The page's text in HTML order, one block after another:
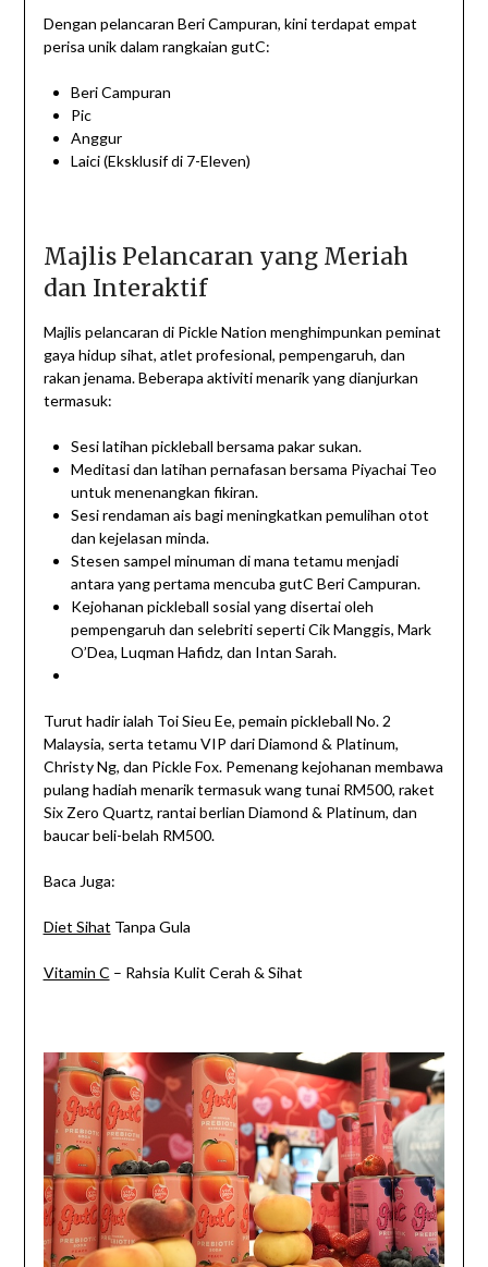
Dengan pelancaran Beri Campuran, kini terdapat empat
perisa unik dalam rangkaian gutC:
Beri Campuran
Pic
Anggur
Laici (Eksklusif di 7-Eleven)
Majlis Pelancaran yang Meriah
dan Interaktif
Majlis pelancaran di Pickle Nation menghimpunkan peminat
gaya hidup sihat, atlet profesional, pempengaruh, dan
rakan jenama. Beberapa aktiviti menarik yang dianjurkan
termasuk:
Sesi latihan pickleball bersama pakar sukan.
Meditasi dan latihan pernafasan bersama Piyachai Teo
untuk menenangkan fikiran.
Sesi rendaman ais bagi meningkatkan pemulihan otot
dan kejelasan minda.
Stesen sampel minuman di mana tetamu menjadi
antara yang pertama mencuba gutC Beri Campuran.
Kejohanan pickleball sosial yang disertai oleh
pempengaruh dan selebriti seperti Cik Manggis, Mark
O’Dea, Luqman Hafidz, dan Intan Sarah.
Turut hadir ialah Toi Sieu Ee, pemain pickleball No. 2
Malaysia, serta tetamu VIP dari Diamond & Platinum,
Christy Ng, dan Pickle Fox. Pemenang kejohanan membawa
pulang hadiah menarik termasuk wang tunai RM500, raket
Six Zero Quartz, rantai berlian Diamond & Platinum, dan
baucar beli-belah RM500.
Baca Juga:
Diet Sihat Tanpa Gula
Vitamin C – Rahsia Kulit Cerah & Sihat